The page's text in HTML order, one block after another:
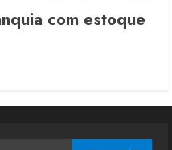
com estoque